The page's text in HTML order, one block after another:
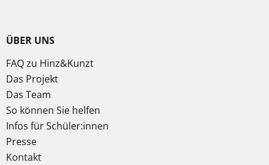
ÜBER UNS
FAQ zu Hinz&Kunzt
Das Projekt
Das Team
So können Sie helfen
Infos für Schüler:innen
Presse
Kontakt